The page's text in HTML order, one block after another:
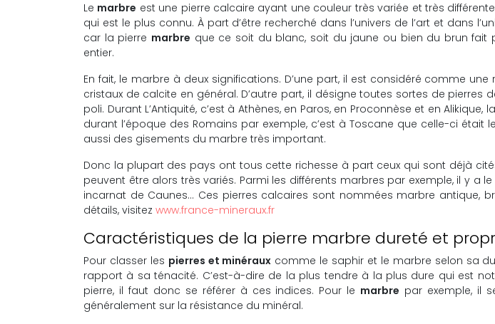
Le marbre est une pierre calcaire ayant une couleur très variée et très
qui est le plus connu. À part d’être recherché dans l’univers de l’art et dans
car la pierre marbre que ce soit du blanc, soit du jaune ou bien du brun fait
entier.
En fait, le marbre à deux significations. D’une part, il est considéré comme
cristaux de calcite en général. D’autre part, il désigne toutes sortes de
poli. Durant L’Antiquité, c’est à Athènes, en Paros, en Proconnèse et en Alikique,
durant l’époque des Romains par exemple, c’est à Toscane que celle-ci était
aussi des gisements du marbre très important.
Donc la plupart des pays ont tous cette richesse à part ceux qui sont déjà
peuvent être alors très variés. Parmi les différents marbres par exemple, il y a
incarnat de Caunes… Ces pierres calcaires sont nommées marbre antique,
détails, visitez www.france-mineraux.fr
Caractéristiques de la pierre marbre dureté et
Pour classer les pierres et minéraux comme le saphir et le marbre selon sa
rapport à sa ténacité. C’est-à-dire de la plus tendre à la plus dure qui est
pierre, il faut donc se référer à ces indices. Pour le marbre par exemple, il
généralement sur la résistance du minéral.